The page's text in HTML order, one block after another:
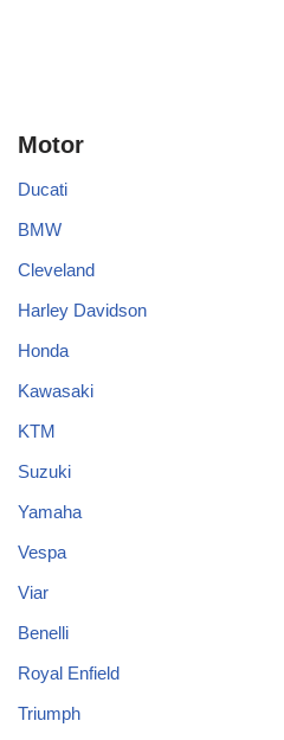
Motor
Ducati
BMW
Cleveland
Harley Davidson
Honda
Kawasaki
KTM
Suzuki
Yamaha
Vespa
Viar
Benelli
Royal Enfield
Triumph